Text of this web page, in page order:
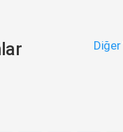
Diğer